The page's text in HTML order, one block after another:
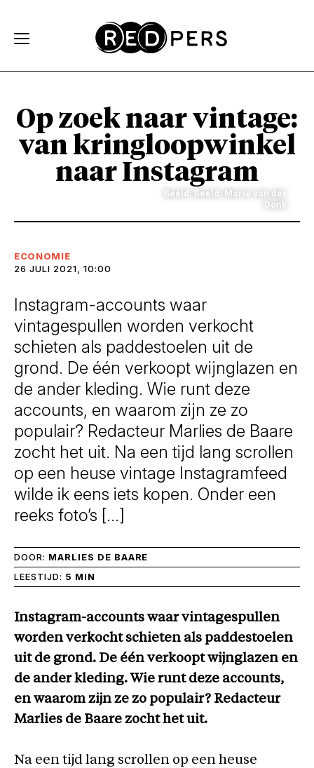
Op zoek naar vintage:
van kringloopwinkel
naar Instagram
Beeld: Beeld: Marie van der
Donk
ECONOMIE
26 JULI 2021, 10:00
Instagram-accounts waar
vintagespullen worden verkocht
schieten als paddestoelen uit de
grond. De één verkoopt wijnglazen en
de ander kleding. Wie runt deze
accounts, en waarom zijn ze zo
populair? Redacteur Marlies de Baare
zocht het uit. Na een tijd lang scrollen
op een heuse vintage Instagramfeed
wilde ik eens iets kopen. Onder een
reeks foto’s […]
DOOR: MARLIES DE BAARE
LEESTIJD: 5 MIN
Instagram-accounts waar vintagespullen
worden verkocht schieten als paddestoelen
uit de grond. De één verkoopt wijnglazen en
de ander kleding. Wie runt deze accounts,
en waarom zijn ze zo populair? Redacteur
Marlies de Baare zocht het uit.
Na een tijd lang scrollen op een heuse